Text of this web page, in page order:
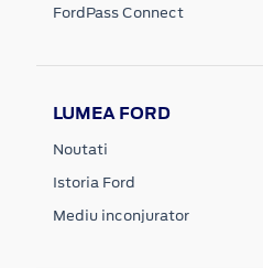
FordPass Connect
LUMEA FORD
Noutati
Istoria Ford
Mediu inconjurator